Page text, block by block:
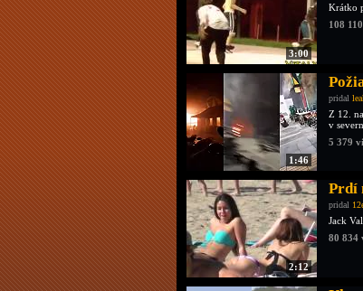
3:00
Krátko
108
1:46
pridal
Z 12.
v
5 379
2:12
Prdí
pridal
Jack
80 834